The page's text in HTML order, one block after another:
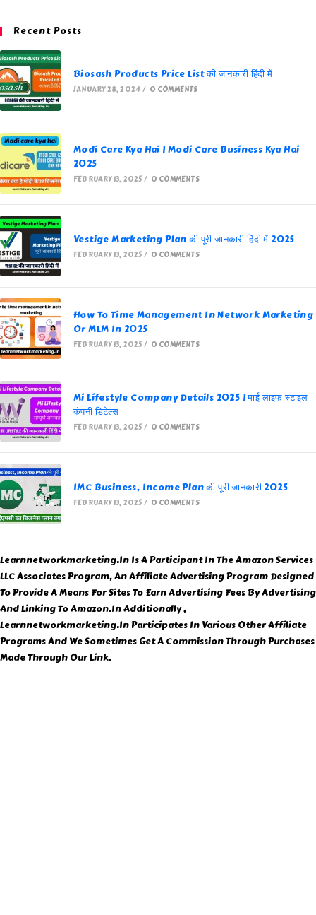
Recent Posts
Biosash Products Price List की जानकारी हिंदी में
JANUARY 28, 2024 / 0 COMMENTS
Modi Care Kya Hai | Modi Care Business Kya Hai
2025
FEBRUARY 13, 2025 / 0 COMMENTS
Vestige Marketing Plan की पूरी जानकारी हिंदी में 2025
FEBRUARY 13, 2025 / 0 COMMENTS
How To Time Management In Network Marketing
Or MLM In 2025
FEBRUARY 13, 2025 / 0 COMMENTS
Mi Lifestyle Company Details 2025 | माई लाइफ स्टाइल
कंपनी डिटेल्स
FEBRUARY 13, 2025 / 0 COMMENTS
IMC Business, Income Plan की पूरी जानकारी 2025
FEBRUARY 13, 2025 / 0 COMMENTS
Learnnetworkmarketing.In Is A Participant In The Amazon Services
LLC Associates Program, An Affiliate Advertising Program Designed
To Provide A Means For Sites To Earn Advertising Fees By Advertising
And Linking To Amazon.In Additionally ,
Learnnetworkmarketing.In Participates In Various Other Affiliate
Programs And We Sometimes Get A Commission Through Purchases
Made Through Our Link.